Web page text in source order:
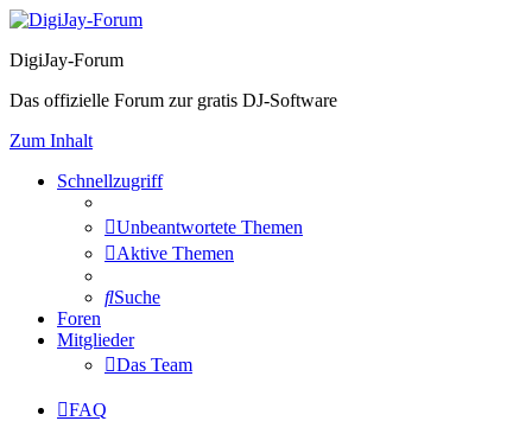
DigiJay-Forum
Das offizielle Forum zur gratis DJ-Software
Zum Inhalt
Schnellzugriff
Unbeantwortete Themen
Aktive Themen
Suche
Foren
Mitglieder
Das Team
FAQ